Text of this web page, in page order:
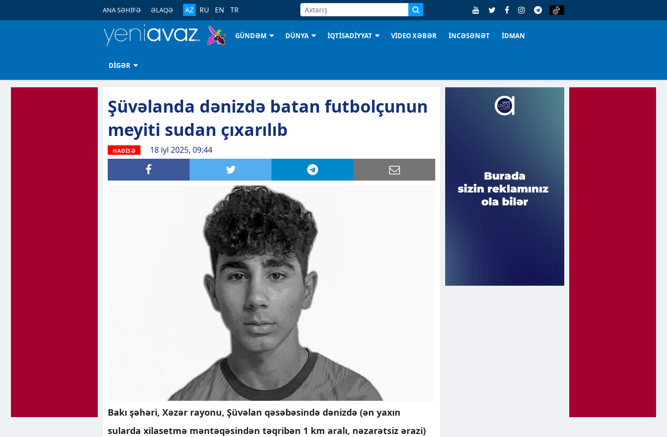
ANA SƏHİFƏ ƏLAQƏ AZ RU EN TR
GÜNDƏM DÜNYA İQTİSADİYYAT VİDEO XƏBƏR İNCƏSƏNƏT İDMAN
DİGƏR
Şüvəlanda dənizdə batan futbolçunun
meyiti sudan çıxarılıb
HADİSƏ 18 iyl 2025, 09:44
Bakı şəhəri, Xəzər rayonu, Şüvəlan qəsəbəsində dənizdə (ən yaxın
sularda xilasetmə məntəqəsindən təqribən 1 km aralı, nəzarətsiz ərazi)